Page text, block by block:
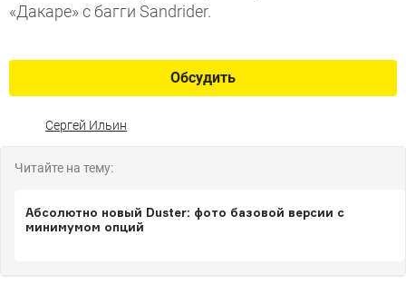
«Дакаре» с багги Sandrider.
Обсудить
Сергей Ильин
Читайте на тему:
Абсолютно новый Duster: фото базовой версии с
минимумом опций